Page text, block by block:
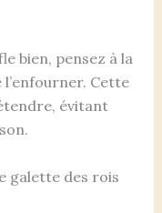
bien, pensez à la
Cette
évitant
galette des rois